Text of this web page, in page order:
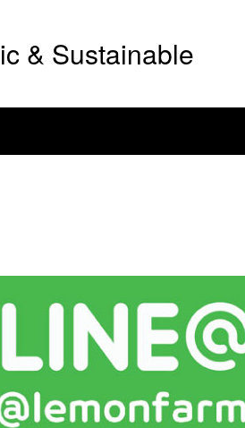
& Sustainable